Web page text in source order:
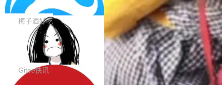
5（60 分）、GPT-5.6 Sol（59 分）、Kimi K3
（57 分）、Grok 4...
们提供了从代码提交到交付的全生命周期的管理
能力。同时，我们 对禅道DevOps现有底层代码
进行了革命性的重构，为后续AI辅助编程、智能
代码评审及自动化运维的全面落地夯实了“一体
化”的基座。 新版本将为用户带来更好的使用体
验和更高的工作效率，感谢大家一直以来的支持
和反馈，我们将继续努力提供更优秀的产品和服
依赖，换一个引擎
用 Solon 做线上项目有一阵子了，有个点总让新
接触的人觉得意外：服务器引擎是让你选的。 S
olon 内核约 0.3MB，不内置固定的 HTTP 服务
器。HTTP 引擎是一个独立插件。你选一个，或
者选两个，不同环境之间切换，一行应用代码都
不用改。 下面快速过一下 10 种 HTTP 服务器
选项，各自适合什么场景，以及怎么切换。 一行
梅子酒好吃
BootstrapBlazor v10.9.0 已经发布，B
ootstrap 样式的 Blazor UI 组件库
BootstrapBlazor v10.9.0 已经发布，Bootstrap
样式的 Blazor UI 组件库 此版本更新内容包括：
Release 2026-07-31 V10.9.0 Fixes fix(MultiFi
Gitee快讯